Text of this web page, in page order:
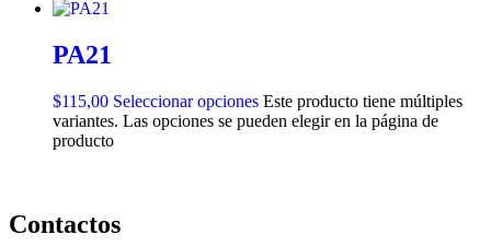
PA21
$115,00 Seleccionar opciones Este producto tiene múltiples
variantes. Las opciones se pueden elegir en la página de
producto
Contactos